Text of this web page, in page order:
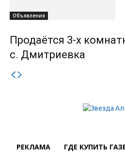
Объявления
Продаётся 3-х
с. Дмитриевка
РЕКЛАМА ГДЕ КУПИТЬ